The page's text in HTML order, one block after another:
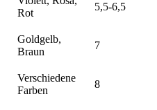
Rot
5,5-6,5
Goldgelb,
Braun
7
Verschiedene
Farben
8